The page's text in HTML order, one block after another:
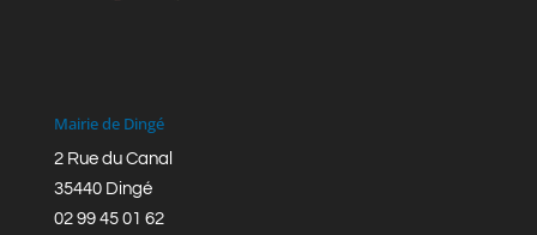
Mairie de Dingé
2 Rue du Canal
35440 Dingé
02 99 45 01 62